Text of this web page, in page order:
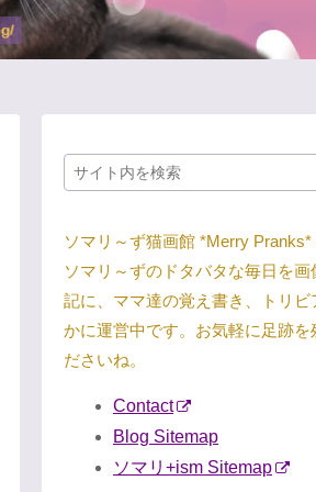
ソマリ～ず猫画館 *Merry Pranks*
ソマリ～ずのドタバタな毎日を画
記に、ママ達の覚え書き、トリ
かに運営中です。お気軽に足跡を
ださいね。
Contact
Blog Sitemap
ソマリ+ism Sitemap